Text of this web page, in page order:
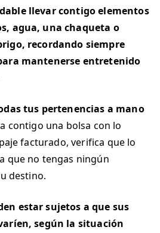
llevar contigo elementos
agua, una chaqueta o
recordando siempre
mantenerse entretenido
tus pertenencias a mano
contigo una bolsa con lo
facturado, verifica que lo
que no tengas ningún
destino.
estar sujetos a que sus
según la situación